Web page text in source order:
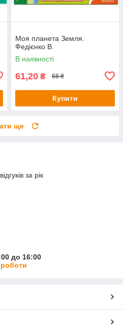
Моя планета Земля.
Федієнко В.
В наявності
61,20 ₴ 68 ₴
Купити
ще
за рік
до 16:00